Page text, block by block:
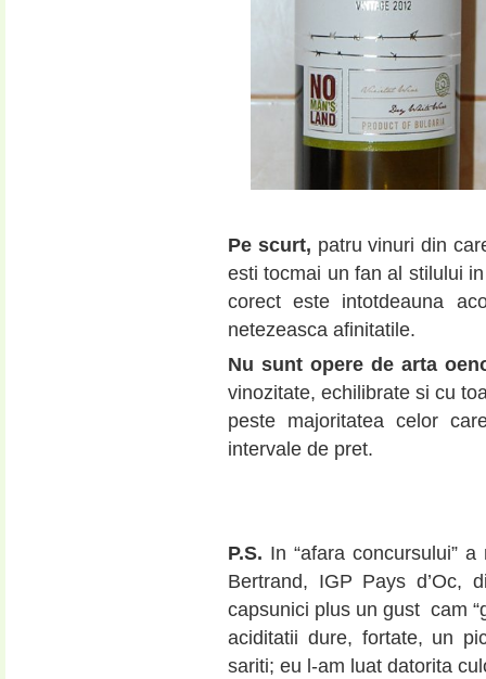
Pe scurt, patru vinuri din
esti tocmai un fan al stilului
corect este intotdeauna
netezeasca afinitatile.
Nu sunt opere de arta
vinozitate, echilibrate si cu
peste majoritatea celor
intervale de pret.
P.S. In “afara concursului”
Bertrand, IGP Pays d’Oc,
capsunici plus un gust cam
aciditatii dure, fortate, un
sariti; eu l-am luat datorita